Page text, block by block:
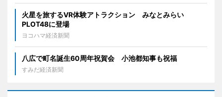
火星を旅するVR体験アトラクション みなとみらい
PLOT48に登場
ヨコハマ経済新聞
八広で町名誕生60周年祝賀会 小池都知事も祝福
すみだ経済新聞